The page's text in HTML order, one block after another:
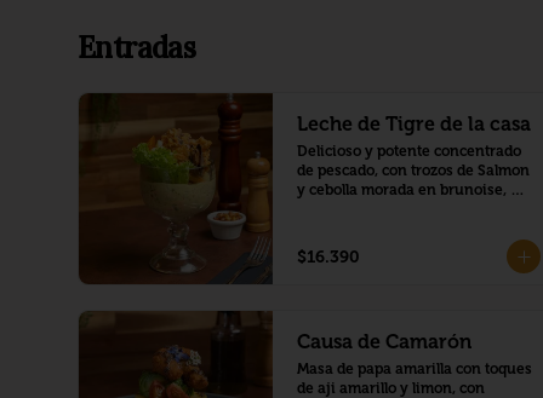
Entradas
Leche de Tigre de la casa
Delicioso y potente concentrado
de pescado, con trozos de Salmon
y cebolla morada en brunoise,
crocantes, trozo de camote y
choclo peruano.
$16.390
Causa de Camarón
Masa de papa amarilla con toques
de aji amarillo y limon, con